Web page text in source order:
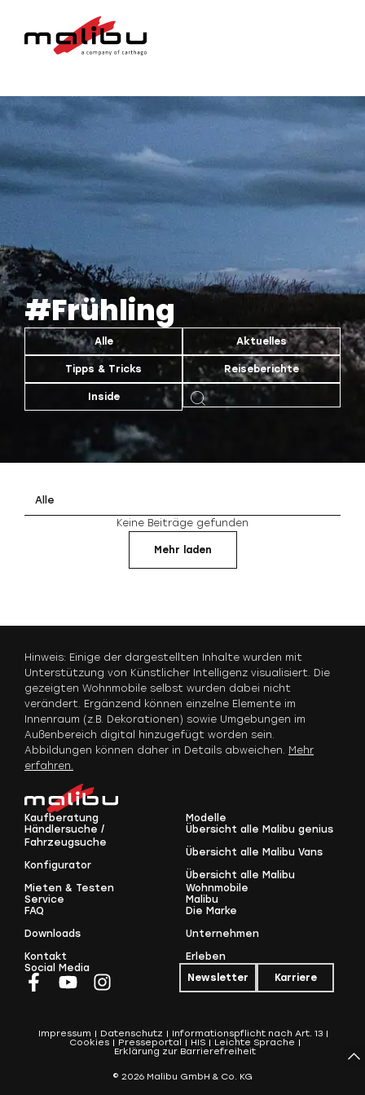
#Frühling
Alle Aktuelles
Tipps & Tricks Reiseberichte
Inside
Alle
Keine Beiträge gefunden
Mehr laden
Hinweis: Einige der dargestellten Inhalte wurden mit
Unterstützung von Künstlicher Intelligenz visualisiert. Die
gezeigten Wohnmobile selbst wurden dabei nicht
verändert. Ergänzend können einzelne Elemente im
Innenraum (z.B. Dekorationen) sowie Umgebungen im
Außenbereich digital hinzugefügt worden sein.
Abbildungen können daher in Details abweichen. Mehr
erfahren.
Kaufberatung
Händlersuche /
Fahrzeugsuche
Konfigurator
Mieten & Testen
Modelle
Übersicht alle Malibu genius
Übersicht alle Malibu Vans
Übersicht alle Malibu
Wohnmobile
Service
FAQ
Downloads
Kontakt
Malibu
Die Marke
Unternehmen
Erleben
Social Media
Newsletter
Karriere
Impressum Datenschutz
Informationspflicht nach Art. 13
Cookies
Presseportal HIS
Leichte Sprache
Erklärung zur Barrierefreiheit
© 2026 Malibu GmbH & Co. KG